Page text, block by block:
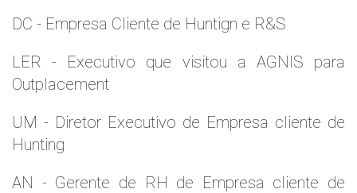
DC - Empresa Cliente de Huntign e R&S
LER - Executivo que visitou a AGNIS para
Outplacement
UM - Diretor Executivo de Empresa cliente de
Hunting
AN - Gerente de RH de Empresa cliente de